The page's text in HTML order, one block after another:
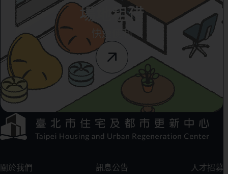
場地租借
快速便利
方選單連結區
:::
關於我們 訊息公告
人才招募